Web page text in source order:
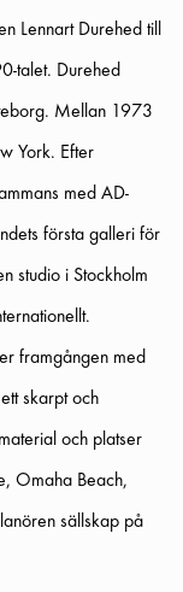
Lennart Durehed till
talet. Durehed
Mellan 1973
York. Efter
med AD-
första galleri för
studio i Stockholm
framgången med
skarpt och
och platser
Omaha Beach,
sällskap på